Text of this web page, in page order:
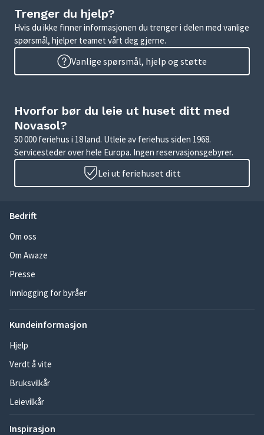
Trenger du hjelp?
Hvis du ikke finner informasjonen du trenger i delen med vanlige
spørsmål, hjelper teamet vårt deg gjerne.
Vanlige spørsmål, hjelp og støtte
Hvorfor bør du leie ut huset ditt med
Novasol?
50 000 feriehus i 18 land. Utleie av feriehus siden 1968.
Servicesteder over hele Europa. Ingen reservasjonsgebyrer.
Lei ut feriehuset ditt
Bedrift
Om oss
Om Awaze
Presse
Innlogging for byråer
Kundeinformasjon
Hjelp
Verdt å vite
Bruksvilkår
Leievilkår
Inspirasjon